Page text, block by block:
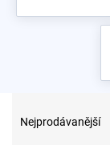
Nejprodávanější